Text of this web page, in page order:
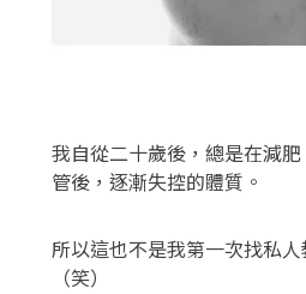
我自從二十歲後，總是在減
管後，逐漸失控的體質。
所以這也不是我第一次找私
（笑）